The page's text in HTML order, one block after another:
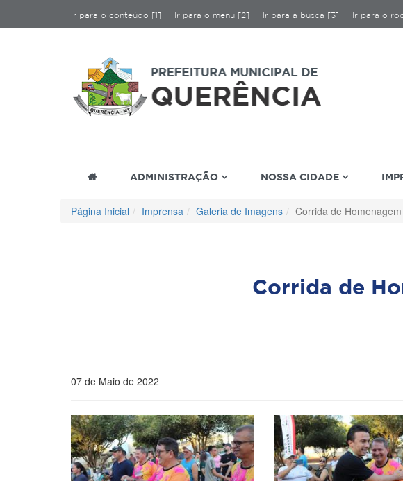
Ir para o conteúdo [1] Ir para o menu [2] Ir para a busca [3] Ir para o
ADMINISTRAÇÃO NOSSA CIDADE
Página Inicial Imprensa Galeria de Imagens Corrida de
Corrida de
07 de Maio de 2022